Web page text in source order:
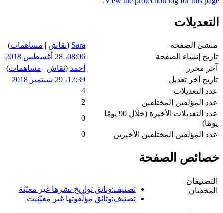
التعديلات
منشئ الصفحة Sara
(نقاش | مساهمات)
تاريخ إنشاء الصفحة
08:06، 28 أغسطس 2018
آخر محرر
أحمد (نقاش | مساهمات)
تاريخ آخر تعديل
12:39، 29 سبتمبر 2018
عدد التعديلات
4
عدد المؤلفين المختلفين
2
عدد التعديلات الأخيرة (خلال 90 يومًا
يومًا)
0
عدد المؤلفين المختلفين الأخيرين
0
خصائص الصفحة
التصنيفان
المخفيان
تصنيف:وثائق تواريخ نشرها غير معيّنة
تصنيف:وثائق مؤلّفوتها غير معيّنيت